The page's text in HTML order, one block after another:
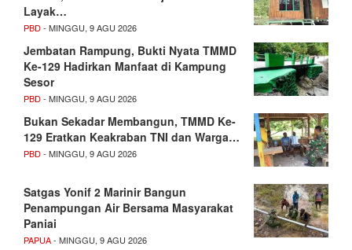
Layak…
PBD- MINGGU, 9 AGU 2026
Jembatan Rampung, Bukti Nyata TMMD
Ke-129 Hadirkan Manfaat di Kampung
Sesor
PBD- MINGGU, 9 AGU 2026
Bukan Sekadar Membangun, TMMD Ke-
129 Eratkan Keakraban TNI dan Warga…
PBD- MINGGU, 9 AGU 2026
Satgas Yonif 2 Marinir Bangun
Penampungan Air Bersama Masyarakat
Paniai
PAPUA- MINGGU, 9 AGU 2026